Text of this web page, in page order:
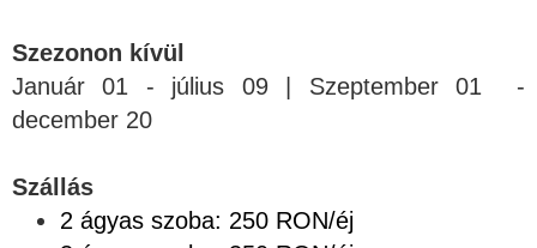
Szezonon kívül
Január 01 - július 09 | Szeptember 01 -
december 20
Szállás
2 ágyas szoba: 250 RON/éj